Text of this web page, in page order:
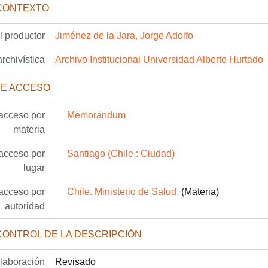
productor Jiménez de la Jara, Jorge Adolfo
Archivo Institucional Universidad Alberto Hurtado
ACCESO
por
materia
Memorándum
por
lugar
Santiago (Chile : Ciudad)
por
autoridad
Chile. Ministerio de Salud. (Materia)
DE LA DESCRIPCIÓN
Revisado